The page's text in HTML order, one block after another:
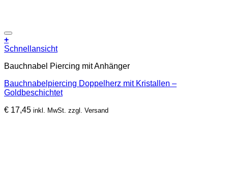
+
Schnellansicht
Bauchnabel Piercing mit Anhänger
Bauchnabelpiercing Doppelherz mit Kristallen –
Goldbeschichtet
€ 17,45 inkl. MwSt. zzgl. Versand